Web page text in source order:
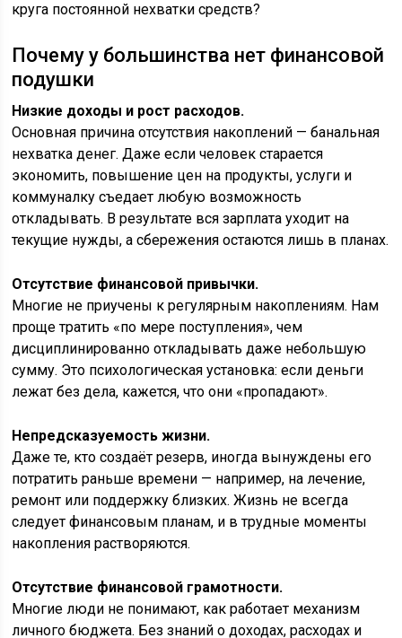
круга постоянной нехватки средств?
Почему у большинства нет финансовой
подушки
Низкие доходы и рост расходов.
Основная причина отсутствия накоплений — банальная
нехватка денег. Даже если человек старается
экономить, повышение цен на продукты, услуги и
коммуналку съедает любую возможность
откладывать. В результате вся зарплата уходит на
текущие нужды, а сбережения остаются лишь в планах.
Отсутствие финансовой привычки.
Многие не приучены к регулярным накоплениям. Нам
проще тратить «по мере поступления», чем
дисциплинированно откладывать даже небольшую
сумму. Это психологическая установка: если деньги
лежат без дела, кажется, что они «пропадают».
Непредсказуемость жизни.
Даже те, кто создаёт резерв, иногда вынуждены его
потратить раньше времени — например, на лечение,
ремонт или поддержку близких. Жизнь не всегда
следует финансовым планам, и в трудные моменты
накопления растворяются.
Отсутствие финансовой грамотности.
Многие люди не понимают, как работает механизм
личного бюджета. Без знаний о доходах, расходах и